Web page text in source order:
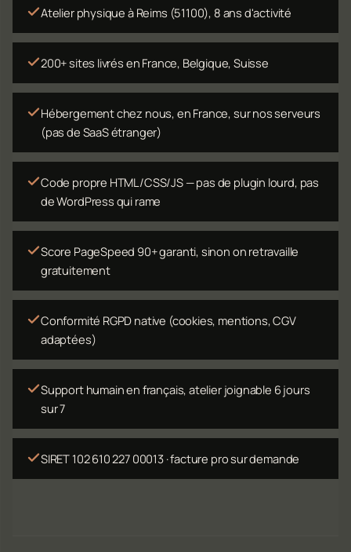
Atelier physique à Reims (51100), 8 ans d'activité
200+ sites livrés en France, Belgique, Suisse
Hébergement chez nous, en France, sur nos serveurs
(pas de SaaS étranger)
Code propre HTML/CSS/JS — pas de plugin lourd, pas
de WordPress qui rame
Score PageSpeed 90+ garanti, sinon on retravaille
gratuitement
Conformité RGPD native (cookies, mentions, CGV
adaptées)
Support humain en français, atelier joignable 6 jours
sur 7
SIRET 102 610 227 00013 · facture pro sur demande